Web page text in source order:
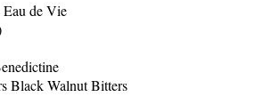
de Vie
Black Walnut Bitters